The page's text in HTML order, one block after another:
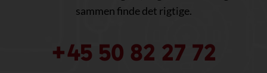
sammen finde det rigtige.
+45 50 82 27 72